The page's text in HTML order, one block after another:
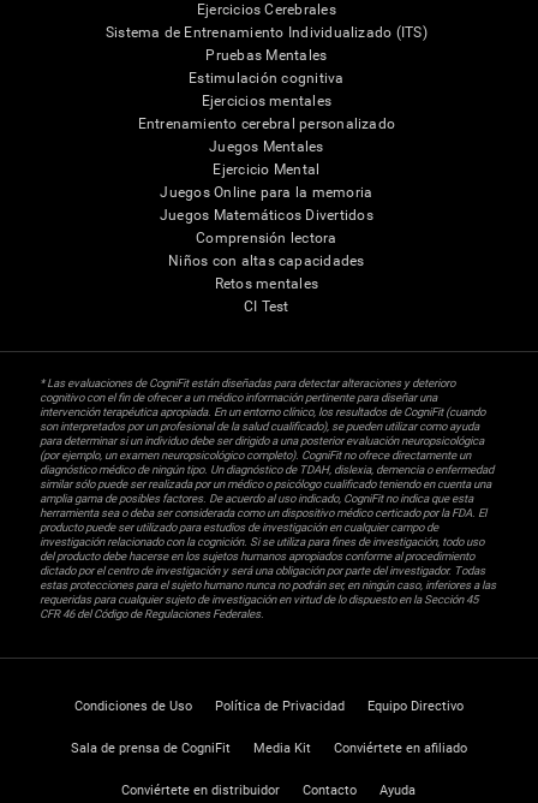
Ejercicios Cerebrales
Sistema de Entrenamiento Individualizado (ITS)
Pruebas Mentales
Estimulación cognitiva
Ejercicios mentales
Entrenamiento cerebral personalizado
Juegos Mentales
Ejercicio Mental
Juegos Online para la memoria
Juegos Matemáticos Divertidos
Comprensión lectora
Niños con altas capacidades
Retos mentales
CI Test
* Las evaluaciones de CogniFit están diseñadas para detectar alteraciones y deterioro
cognitivo con el fin de ofrecer a un médico información pertinente para diseñar una
intervención terapéutica apropiada. En un entorno clínico, los resultados de CogniFit (cuando
son interpretados por un profesional de la salud cualificado), se pueden utilizar como ayuda
para determinar si un individuo debe ser dirigido a una posterior evaluación neuropsicológica
(por ejemplo, un examen neuropsicológico completo). CogniFit no ofrece directamente un
diagnóstico médico de ningún tipo. Un diagnóstico de TDAH, dislexia, demencia o enfermedad
similar sólo puede ser realizada por un médico o psicólogo cualificado teniendo en cuenta una
amplia gama de posibles factores. De acuerdo al uso indicado, CogniFit no indica que esta
herramienta sea o deba ser considerada como un dispositivo médico certicado por la FDA. El
producto puede ser utilizado para estudios de investigación en cualquier campo de
investigación relacionado con la cognición. Si se utiliza para fines de investigación, todo uso
del producto debe hacerse en los sujetos humanos apropiados conforme al procedimiento
dictado por el centro de investigación y será una obligación por parte del investigador. Todas
estas protecciones para el sujeto humano nunca no podrán ser, en ningún caso, inferiores a las
requeridas para cualquier sujeto de investigación en virtud de lo dispuesto en la Sección 45
CFR 46 del Código de Regulaciones Federales.
Condiciones de Uso Política de Privacidad Equipo Directivo
Sala de prensa de CogniFit Media Kit Conviértete en afiliado
Conviértete en distribuidor Contacto Ayuda